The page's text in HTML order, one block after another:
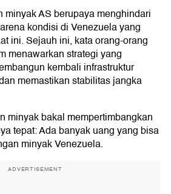
minyak AS berupaya menghindari
kondisi di Venezuela yang
ini. Sejauh ini, kata orang-orang
menawarkan strategi yang
kembali infrastruktur
memastikan stabilitas jangka
minyak bakal mempertimbangkan
tepat: Ada banyak uang yang bisa
minyak Venezuela.
ADVERTISEMENT